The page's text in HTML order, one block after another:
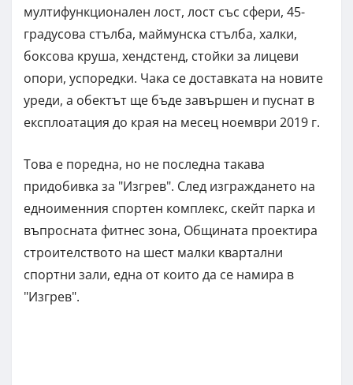
мултифункционален лост, лост със сфери, 45-
градусова стълба, маймунска стълба, халки,
боксова круша, хендстенд, стойки за лицеви
опори, успоредки. Чака се доставката на новите
уреди, а обектът ще бъде завършен и пуснат в
експлоатация до края на месец ноември 2019 г.
Това е поредна, но не последна такава
придобивка за "Изгрев". След изграждането на
едноименния спортен комплекс, скейт парка и
въпросната фитнес зона, Общината проектира
строителството на шест малки квартални
спортни зали, една от които да се намира в
"Изгрев".